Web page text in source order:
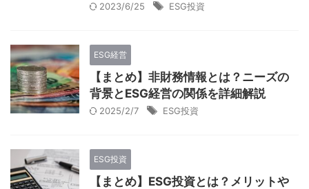
2023/6/25 ESG投資
ESG経営
【まとめ】非財務情報とは？ニーズの
背景とESG経営の関係を詳細解説
2025/2/7 ESG投資
ESG投資
【まとめ】ESG投資とは？メリットや